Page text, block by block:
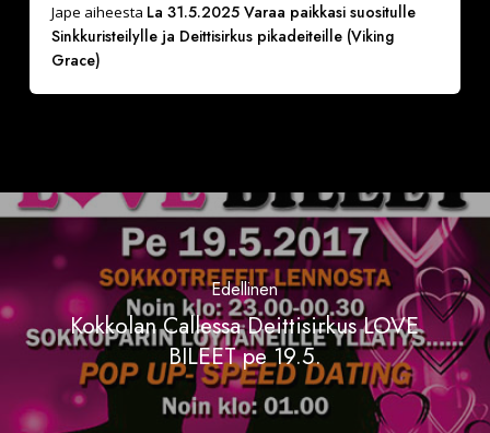
Jape aiheesta La 31.5.2025 Varaa paikkasi suositulle
Sinkkuristeilylle ja Deittisirkus pikadeiteille (Viking
Grace)
Edellinen
Kokkolan Callessa Deittisirkus LOVE
BILEET pe 19.5.